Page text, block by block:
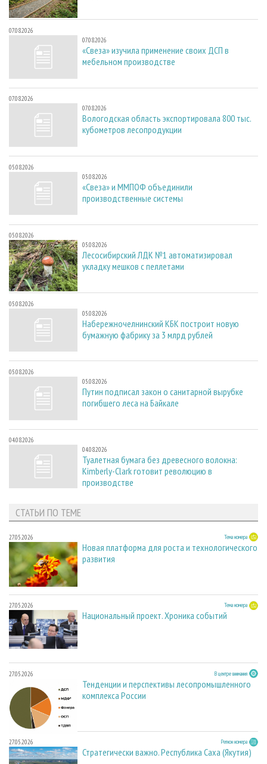
07.08.2026
07.08.2026
«Свеза» изучила применение своих ДСП в
мебельном производстве
07.08.2026
07.08.2026
Вологодская область экспортировала 800 тыс.
кубометров лесопродукции
05.08.2026
05.08.2026
«Свеза» и ММПОФ объединили
производственные системы
05.08.2026
05.08.2026
Лесосибирский ЛДК №1 автоматизировал
укладку мешков с пеллетами
05.08.2026
05.08.2026
Набережночелнинский КБК построит новую
бумажную фабрику за 3 млрд рублей
05.08.2026
05.08.2026
Путин подписал закон о санитарной вырубке
погибшего леса на Байкале
04.08.2026
04.08.2026
Туалетная бумага без древесного волокна:
Kimberly-Clark готовит революцию в
производстве
СТАТЬИ ПО ТЕМЕ
27.05.2026 Тема номера
Новая платформа для роста и технологического
развития
27.05.2026 Тема номера
Национальный проект. Хроника событий
27.05.2026 В центре внимания
Тенденции и перспективы лесопромышленного
комплекса России
27.05.2026 Регион номера
Стратегически важно. Республика Саха (Якутия)